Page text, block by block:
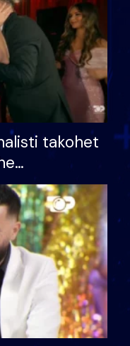
takohet
ndonjë letër